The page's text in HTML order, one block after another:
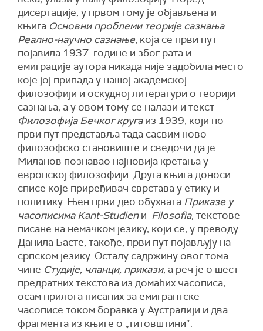
дисертације, у првом тому је објављена и
књига Основни проблеми теорије сазнања.
Реално-научно сазнање, која се први пут
појавила 1937. године и због рата и
емиграције аутора никада није задобила место
које јој припада у нашој академској
филозофији и оскудној литератури о теорији
сазнања, а у овом тому се налази и текст
Филозофија Бечког кругаиз 1939, који по
први пут представља тада сасвим ново
филозофско становиште и сведочи да је
Миланов познавао најновија кретања у
европској филозофији. Друга књига доноси
списе које приређивач сврстава у етику и
политику. Њен први део обухвата Приказе у
часописима Kant-Studienи Filosofia, текстове
писане на немачком језику, који се, у преводу
Данила Басте, такође, први пут појављују на
српском језику. Осталу садржину овог тома
чине Студије, чланци, прикази, а реч је о шест
предратних текстова из домаћих часописа,
осам прилога писаних за емигрантске
часописе током боравка у Аустралији и два
фрагмента из књиге о „титовштини“.